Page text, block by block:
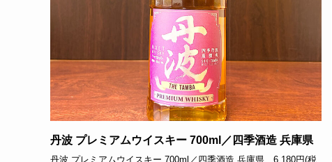
丹波 プレミアムウイスキー 700ml／四季酒造 兵庫県
丹波 プレミアムウイスキー 700ml／四季酒造 兵庫県 6,180円(税